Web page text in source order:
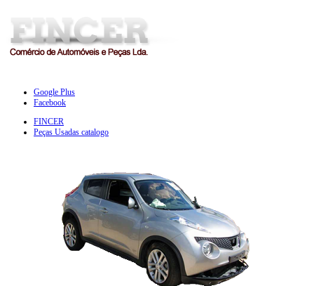
Google Plus
Facebook
FINCER
Peças Usadas catalogo